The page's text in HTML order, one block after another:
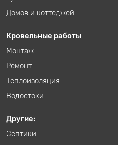
Домов и коттеджей
Кровельные работы
Монтаж
Ремонт
Теплоизоляция
Водостоки
Другие:
Септики